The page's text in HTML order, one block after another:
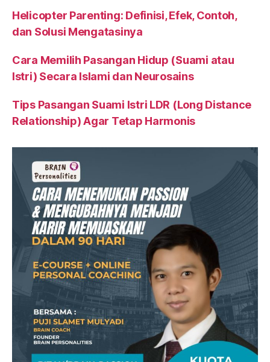
Helicopter Parenting: Definisi, Efek, Contoh,
dan Solusi Mengatasinya
Cara Memilih Pasangan Hidup (Suami atau
Istri) Secara Islami dan Neurosains
Tips Pasangan Suami Istri LDR (Long Distance
Relationship) Agar Tetap Harmonis